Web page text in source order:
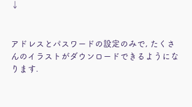
↓
アドレスとパスワードの設定のみで, たくさ
んのイラストがダウンロードできるようにな
ります.